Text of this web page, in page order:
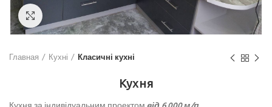
Увеличить
Главная Кухні Класичні кухні
Кухня